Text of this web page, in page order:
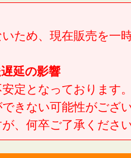
ため、現在販売を一
延の影響
定となっております
きない可能性がござ
、何卒ご了承くださ